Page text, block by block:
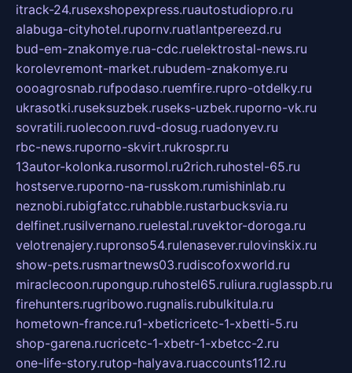
itrack-24.rusexshopexpress.ruautostudiopro.ru
alabuga-cityhotel.rupornv.ruatlantpereezd.ru
bud-em-znakomye.rua-cdc.ruelektrostal-news.ru
korolevremont-market.rubudem-znakomye.ru
oooagrosnab.rufpodaso.ruemfire.rupro-otdelky.ru
ukrasotki.ruseksuzbek.ruseks-uzbek.ruporno-vk.ru
sovratili.ruolecoon.ruvd-dosug.ruadonyev.ru
rbc-news.ruporno-skvirt.rukrospr.ru
13autor-kolonka.rusormol.ru2rich.ruhostel-65.ru
hostserve.ruporno-na-russkom.rumishinlab.ru
neznobi.rubigfatcc.ruhabble.rustarbucksvia.ru
delfinet.rusilvernano.ruelestal.ruvektor-doroga.ru
velotrenajery.rupronso54.rulenasever.rulovinskix.ru
show-pets.rusmartnews03.rudiscofoxworld.ru
miraclecoon.rupongup.ruhostel65.ruliura.ruglasspb.ru
firehunters.rugribowo.rugnalis.rubulkitula.ru
hometown-france.ru1-xbeticricetc-1-xbetti-5.ru
shop-garena.rucricetc-1-xbetr-1-xbetcc-2.ru
one-life-story.rutop-halyava.ruaccounts112.ru